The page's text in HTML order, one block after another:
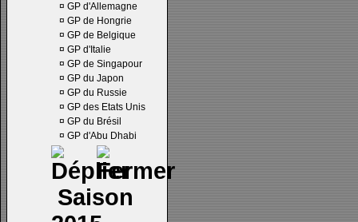
¤ GP d'Allemagne
¤ GP de Hongrie
¤ GP de Belgique
¤ GP d'Italie
¤ GP de Singapour
¤ GP du Japon
¤ GP du Russie
¤ GP des Etats Unis
¤ GP du Brésil
¤ GP d'Abu Dhabi
Saison